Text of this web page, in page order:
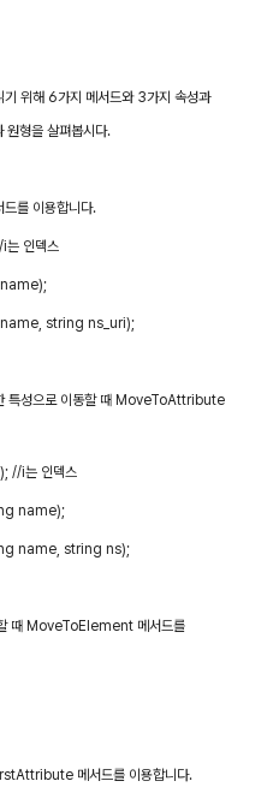
기 위해 6가지 메서드와 3가지 속성과
원형을 살펴봅시다.
드를 이용합니다.
i는 인덱스
string ns_uri);
특성으로 이동할 때 MoveToAttribute
//i는 인덱스
name);
name, string ns);
때 MoveToElement 메서드를
메서드를 이용합니다.